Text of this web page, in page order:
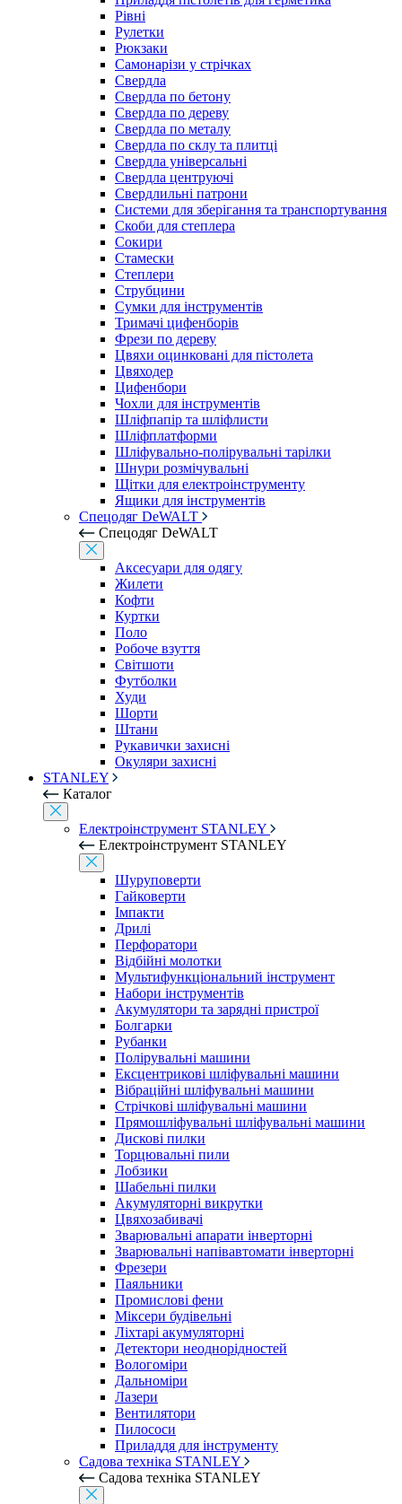
Рівні
Рулетки
Рюкзаки
Самонарізи у стрічках
Свердла
Свердла по бетону
Свердла по дереву
Свердла по металу
Свердла по склу та плитці
Свердла універсальні
Свердла центруючі
Свердлильні патрони
Системи для зберігання та транспортування
Скоби для степлера
Сокири
Стамески
Степлери
Струбцини
Сумки для інструментів
Тримачі цифенборів
Фрези по дереву
Цвяхи оцинковані для пістолета
Цвяходер
Цифенбори
Чохли для інструментів
Шліфпапір та шліфлисти
Шліфплатформи
Шліфувально-полірувальні тарілки
Шнури розмічувальні
Щітки для електроінструменту
Ящики для інструментів
Спецодяг DeWALT
Спецодяг DeWALT
Аксесуари для одягу
Жилети
Кофти
Куртки
Поло
Робоче взуття
Світшоти
Футболки
Худи
Шорти
Штани
Рукавички захисні
Окуляри захисні
STANLEY
Каталог
Електроінструмент STANLEY
Електроінструмент STANLEY
Шуруповерти
Гайковерти
Імпакти
Дрилі
Перфоратори
Відбійні молотки
Мультифункціональний інструмент
Набори інструментів
Акумулятори та зарядні пристрої
Болгарки
Рубанки
Полірувальні машини
Ексцентрикові шліфувальні машини
Вібраційні шліфувальні машини
Стрічкові шліфувальні машини
Прямошліфувальні шліфувальні машини
Дискові пилки
Торцювальні пили
Лобзики
Шабельні пилки
Акумуляторні викрутки
Цвяхозабивачі
Зварювальні апарати інверторні
Зварювальні напівавтомати інверторні
Фрезери
Паяльники
Промислові фени
Міксери будівельні
Ліхтарі акумуляторні
Детектори неоднорідностей
Вологоміри
Дальноміри
Лазери
Вентилятори
Пилососи
Приладдя для інструменту
Садова техніка STANLEY
Садова техніка STANLEY